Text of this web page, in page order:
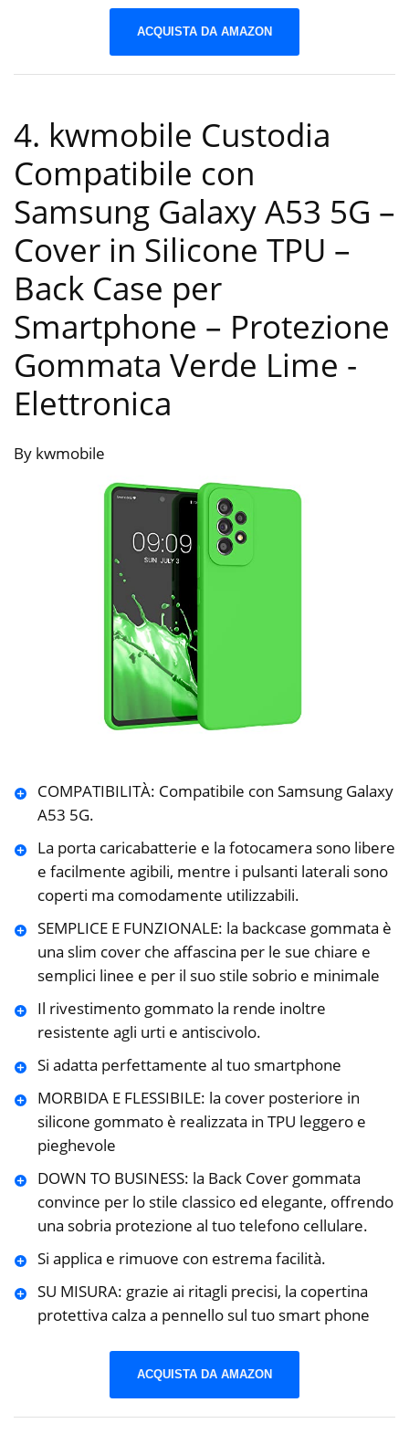
ACQUISTA DA AMAZON
4. kwmobile Custodia
Compatibile con
Samsung Galaxy A53 5G –
Cover in Silicone TPU –
Back Case per
Smartphone – Protezione
Gommata Verde Lime -
Elettronica
By kwmobile
COMPATIBILITÀ: Compatibile con Samsung Galaxy
A53 5G.
La porta caricabatterie e la fotocamera sono libere
e facilmente agibili, mentre i pulsanti laterali sono
coperti ma comodamente utilizzabili.
SEMPLICE E FUNZIONALE: la backcase gommata è
una slim cover che affascina per le sue chiare e
semplici linee e per il suo stile sobrio e minimale
Il rivestimento gommato la rende inoltre
resistente agli urti e antiscivolo.
Si adatta perfettamente al tuo smartphone
MORBIDA E FLESSIBILE: la cover posteriore in
silicone gommato è realizzata in TPU leggero e
pieghevole
DOWN TO BUSINESS: la Back Cover gommata
convince per lo stile classico ed elegante, offrendo
una sobria protezione al tuo telefono cellulare.
Si applica e rimuove con estrema facilità.
SU MISURA: grazie ai ritagli precisi, la copertina
protettiva calza a pennello sul tuo smart phone
ACQUISTA DA AMAZON